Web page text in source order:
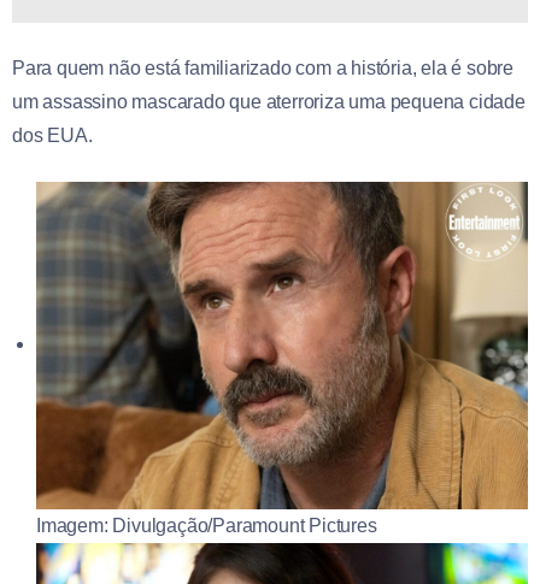
Para quem não está familiarizado com a história, ela é sobre
um assassino mascarado que aterroriza uma pequena cidade
dos EUA.
Imagem: Divulgação/Paramount Pictures